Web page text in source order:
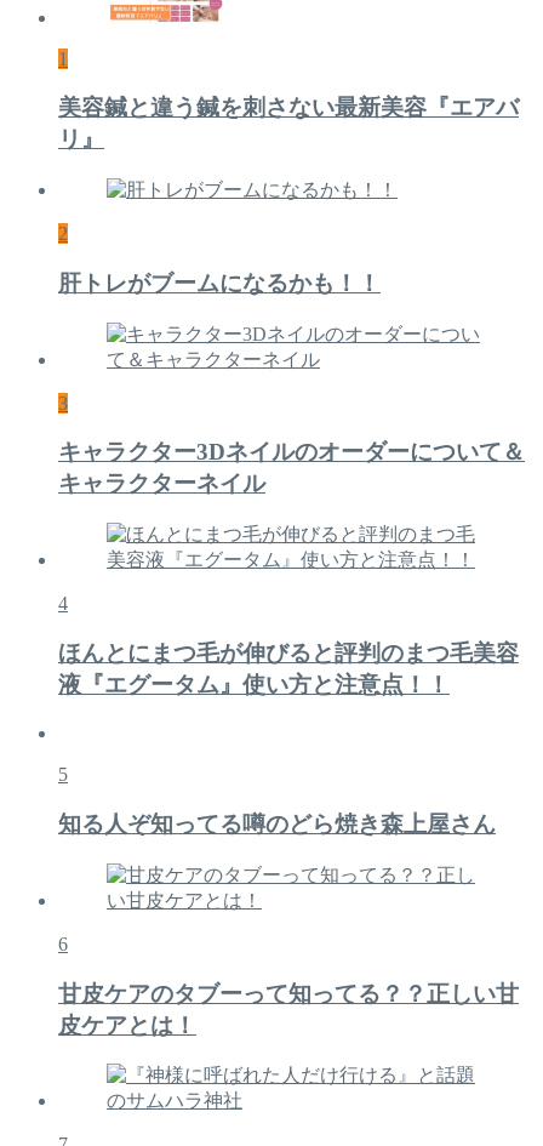
1
美容鍼と違う鍼を刺さない最新美容『エアバ
リ』
2
肝トレがブームになるかも！！
3
キャラクター3Dネイルのオーダーについて＆
キャラクターネイル
4
ほんとにまつ毛が伸びると評判のまつ毛美容
液『エグータム』使い方と注意点！！
5
知る人ぞ知ってる噂のどら焼き森上屋さん
6
甘皮ケアのタブーって知ってる？？正しい甘
皮ケアとは！